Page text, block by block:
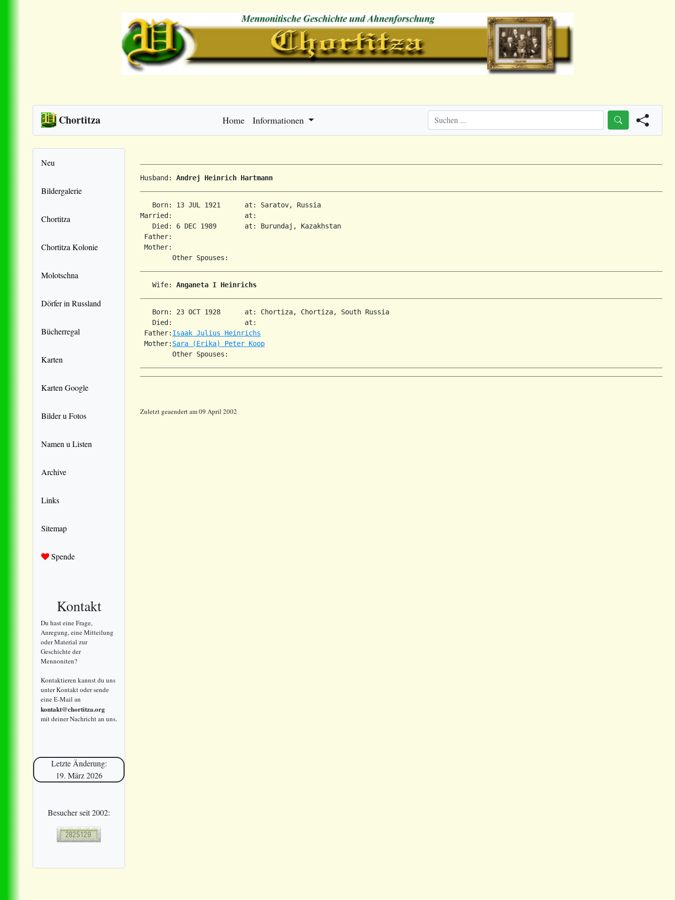
Chortitza Home Informationen
Neu
Bildergalerie
Chortitza
Chortitza Kolonie
Molotschna
Dörfer in Russland
Bücherregal
Karten
Karten Google
Bilder u Fotos
Namen u Listen
Archive
Links
Sitemap
Spende
Kontakt
Du hast eine Frage,
Anregung, eine Mitteilung
oder Material zur
Geschichte der
Mennoniten?
Kontaktieren kannst du uns
unter Kontakt oder sende
eine E-Mail an
kontakt@chortitza.org
mit deiner Nachricht an uns.
Letzte Änderung:
19. März 2026
Besucher seit 2002:
Husband: Andrej Heinrich Hartmann
   Born: 13 JUL 1921      at: Saratov, Russia
Married:                  at:
   Died: 6 DEC 1989       at: Burundaj, Kazakhstan
Father:
Mother:
   Wife:
Anganeta I Heinrichs
   Born: 23 OCT 1928      at: Chortiza, Chortiza, South Russia
   Died:                  at:
Father: Isaak Julius Heinrichs
Mother: Sara (Erika) Peter Koop
Zuletzt geaendert am 09 April 2002